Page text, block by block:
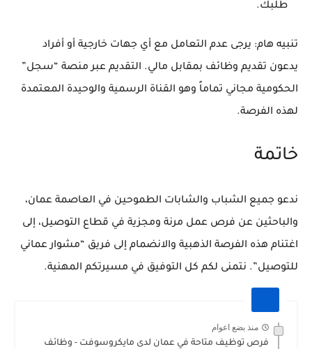
طلبك.
تنبيه هام: يرجى عدم التعامل مع أي جهات خارجية أو أفراد
يدعون تقديم وظائف بمقابل مالي. التقديم عبر منصة “سجل”
الحكومية مجاني تماماً وهو القناة الرسمية والوحيدة المعتمدة
لهذه الفرصة.
خاتمة
ندعو جميع الشباب والشابات الطموحين في العاصمة عمان،
والباحثين عن فرص عمل مرنة ومجزية في قطاع التوصيل، إلى
اغتنام هذه الفرصة الذهبية والانضمام إلى فريق “مشوار عماني
للتوصيل”. نتمنى لكم كل التوفيق في مسيرتكم المهنية.
منذ بضع اعوام
فرص توظيف متاحة في عمان لدى مايكروسوفت - وظائف